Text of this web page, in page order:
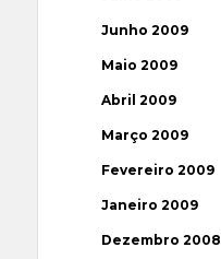
Junho 2009
Maio 2009
Abril 2009
Março 2009
Fevereiro 2009
Janeiro 2009
Dezembro 2008